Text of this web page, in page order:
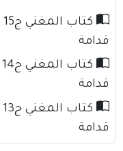
قدامة
قدامة
قدامة